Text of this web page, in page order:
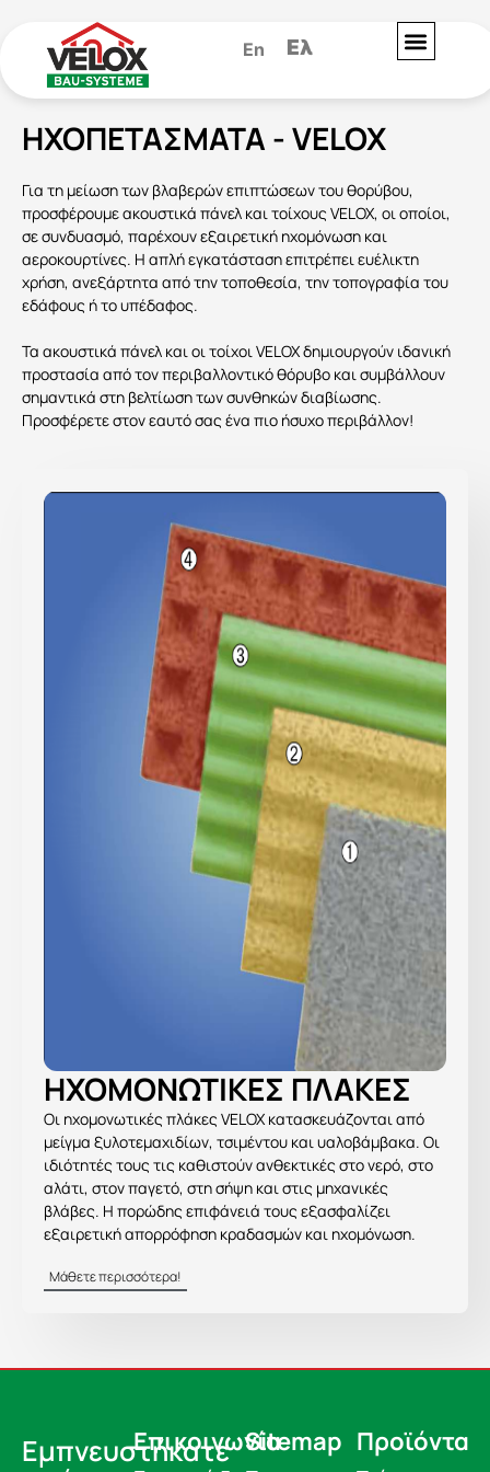
En Ελ
ΗΧΟΠΕΤΆΣΜΑΤΑ - VELOX
Για τη μείωση των βλαβερών επιπτώσεων του θορύβου,
προσφέρουμε ακουστικά πάνελ και τοίχους VELOX, οι οποίοι,
σε συνδυασμό, παρέχουν εξαιρετική ηχομόνωση και
αεροκουρτίνες. Η απλή εγκατάσταση επιτρέπει ευέλικτη
χρήση, ανεξάρτητα από την τοποθεσία, την τοπογραφία του
εδάφους ή το υπέδαφος.
Τα ακουστικά πάνελ και οι τοίχοι VELOX δημιουργούν ιδανική
προστασία από τον περιβαλλοντικό θόρυβο και συμβάλλουν
σημαντικά στη βελτίωση των συνθηκών διαβίωσης.
Προσφέρετε στον εαυτό σας ένα πιο ήσυχο περιβάλλον!
ΗΧΟΜΟΝΩΤΙΚΈΣ ΠΛΆΚΕΣ
Οι ηχομονωτικές πλάκες VELOX κατασκευάζονται από
μείγμα ξυλοτεμαχιδίων, τσιμέντου και υαλοβάμβακα. Οι
ιδιότητές τους τις καθιστούν ανθεκτικές στο νερό, στο
αλάτι, στον παγετό, στη σήψη και στις μηχανικές
βλάβες. Η πορώδης επιφάνειά τους εξασφαλίζει
εξαιρετική απορρόφηση κραδασμών και ηχομόνωση.
Μάθετε περισσότερα!
Εμπνευστήκατε
ΕπικοινωνίαSitemap Προϊόντα